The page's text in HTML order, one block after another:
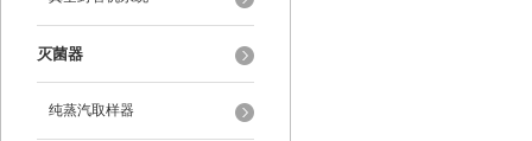
灭菌器
纯蒸汽取样器